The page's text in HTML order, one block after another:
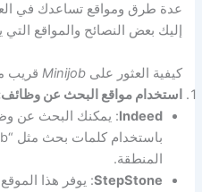
عدة طرق ومواقع تساعدك في
إليك بعض النصائح والمواقع
كيفية العثور علىMinijob قريب
استخدام مواقع البحث عن
Indeed: يمكنك البحث عن
المنطقة.
StepStone: يوفر هذا